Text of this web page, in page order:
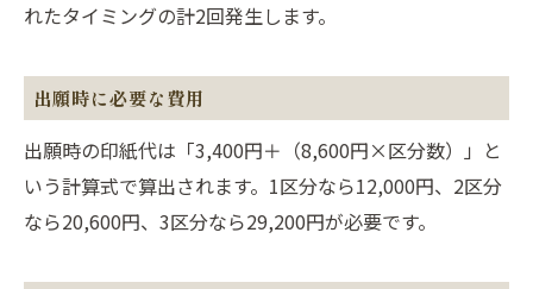
れたタイミングの計2回発生します。
出願時に必要な費用
出願時の印紙代は「3,400円＋（8,600円×区分数）」と
いう計算式で算出されます。1区分なら12,000円、2区分
なら20,600円、3区分なら29,200円が必要です。